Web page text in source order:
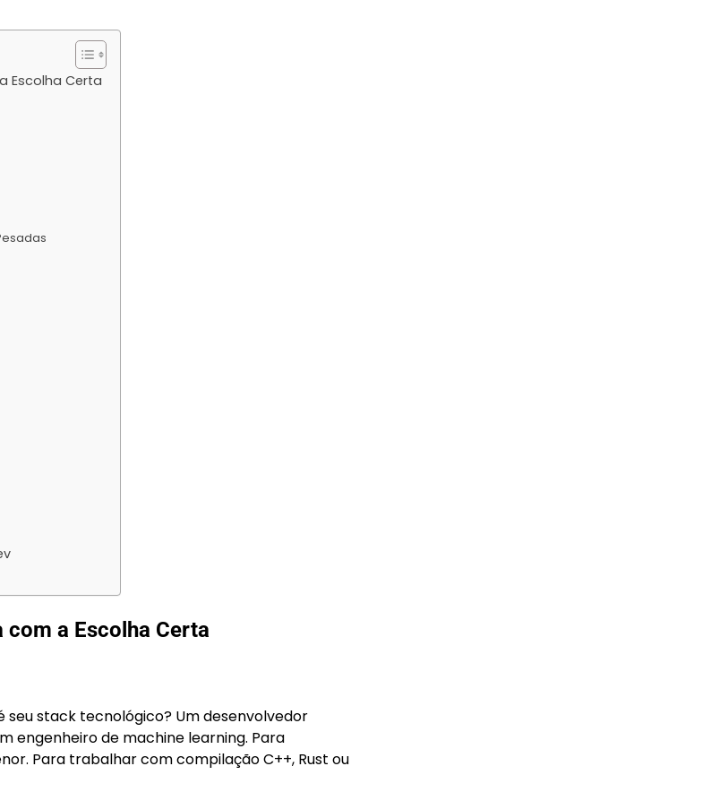
Escolha Certa
a Escolha Certa
seu stack tecnológico? Um desenvolvedor
engenheiro de machine learning. Para
Para trabalhar com compilação C++, Rust ou